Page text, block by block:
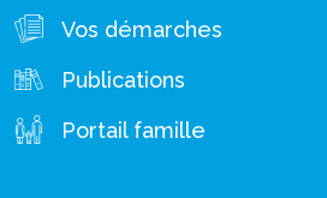
Vos démarches
Publications
Portail famille